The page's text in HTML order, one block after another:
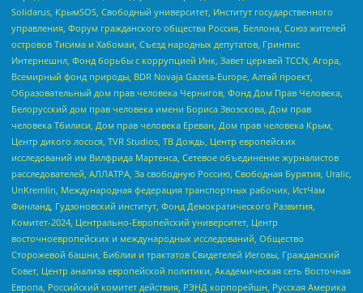
Solidarus, КрымSOS, Свободный университет, Институт государственного
управления, Форум гражданского общества Россия, Беллона, Союз жителей
островов Тисима и Хабомаи, Съезд народных депутатов, Гринпис
Интернешнл, Фонд борьбы с коррупцией Инк, Завет церквей TCCN, Агора,
Всемирный фонд природы, BDR Novaja Gazeta-Europe, Алтай проект,
Образовательный дом прав человека Чернигов, Фонд Дом Прав Человека,
Белорусский дом прав человека имени Бориса Звозскова, Дом прав
человека Тбилиси, Дом прав человека Ереван, Дом прав человека Крым,
Центр дикого лосося, TVR Studios, ТВ Дождь, Центр европейских
исследований им Вилфрида Мартенса, Сетевое объединение журналистов
расследователей, АЛЛАТРА, За свободную Россию, Свободная Бурятия, Uralic,
UnKremlin, Международная федерация транспортных рабочих, ИстЧам
Финланд, Гудзоновский институт, Фонд Демократического Развития,
Комитет-2024, Центрально-Европейский университет, Центр
восточноевропейских и международных исследований, Общество
Сторожевой башни, Библии и трактатов Свидетелей Иеговы, Гражданский
Совет, Центр анализа европейской политики, Академическая сеть Восточная
Европа, Российский комитет действия, РЭНД корпорейшн, Русская Америка